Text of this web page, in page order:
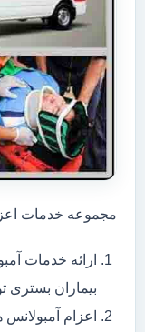
مجموعه خدمات
ارائه خدمات
بیماران